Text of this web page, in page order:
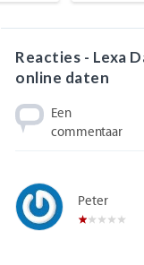
Reacties - Lexa
online daten
Een
commentaar
Peter